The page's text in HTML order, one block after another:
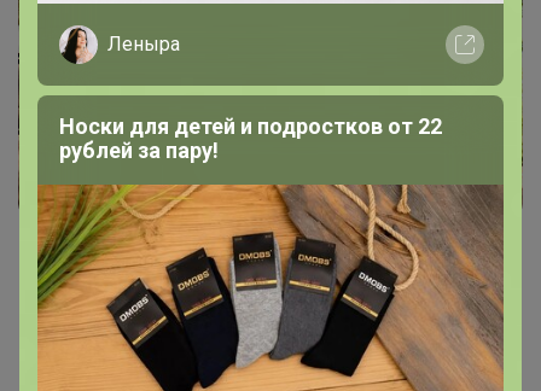
СИМА-LAND. Гардеробная. У нас
лучшая цена!
Леныра
Носки для детей и подростков от 22
рублей за пару!